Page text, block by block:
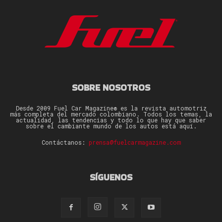
SOBRE NOSOTROS
Desde 2009 Fuel Car Magazine® es la revista automotriz
más completa del mercado colombiano. Todos los temas, la
actualidad, las tendencias y todo lo que hay que saber
sobre el cambiante mundo de los autos está aquí.
Contáctanos: prensa@fuelcarmagazine.com
SÍGUENOS